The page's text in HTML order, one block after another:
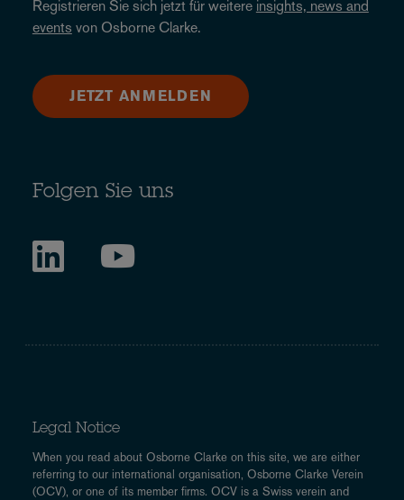
Registrieren Sie sich jetzt für weitere insights, news and
events von Osborne Clarke.
JETZT ANMELDEN
Folgen Sie uns
Legal Notice
When you read about Osborne Clarke on this site, we are either
referring to our international organisation, Osborne Clarke Verein
(OCV), or one of its member firms. OCV is a Swiss verein and